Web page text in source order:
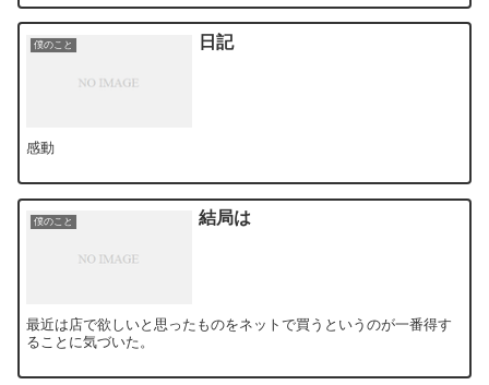
僕のこと 日記
感動
僕のこと 結局は
最近は店で欲しいと思ったものをネットで買うというのが一番得す
ることに気づいた。